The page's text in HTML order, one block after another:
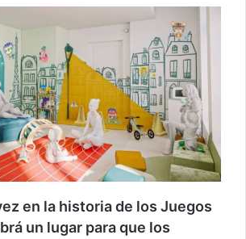
en la historia de los Juegos
un lugar para que los